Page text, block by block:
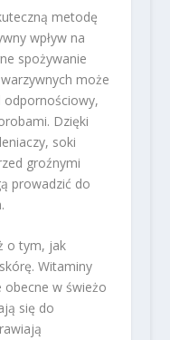
metodę
wpływ na
spożywanie
może
odpornościowy,
Dzięki
soki
groźnymi
prowadzić do
o tym, jak
Witaminy
obecne w świeżo
się do